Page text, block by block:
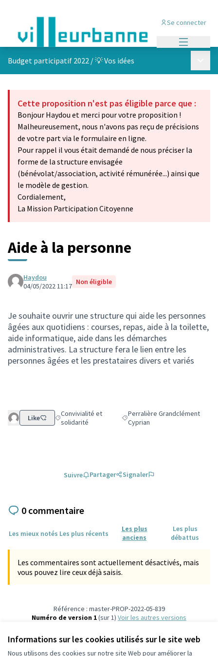
Informations sur les cookies utilisés sur le site web
Nous utilisons des cookies sur notre site Web pour améliorer la
Se connecter
Budget participatif 2022 /💡 Vos idées
Cette proposition n'est pas éligible parce que :
Bonjour Haydou et merci pour votre proposition !
Malheureusement, nous n'avons pas reçu de précisions
de votre part via le formulaire en ligne.
Pour rappel il vous était demandé de nous préciser la
forme de la structure envisagée
(bénévolat/association, activité rémunérée...) ainsi que
le modèle de gestion.
Cordialement,
La Mission Participation Citoyenne
Aide à la personne
Haydou
04/05/2022 11:17 Non éligible
Je souhaite ouvrir une structure qui aide les personnes
âgées aux quotidiens : courses, repas, aide à la toilette,
aide informatique, aide dans les démarches
administratives. La structure fera le lien entre les
personnes âgées et les prestataires divers et variés
Like Filtrer les résultats de la catégorie : Convivialité et
Convivialité et
solidarité
Filtrer les résultats pour le
Perralière Grandclément
Cyprian
Suivre Partager Signaler
0 commentaire
Les mieux notés Les plus récents
Les plus
anciens
Les plus
débattus
Les commentaires sont actuellement désactivés, mais
vous pouvez lire ceux déjà saisis.
Référence : master-PROP-2022-05-839
Numéro de version 1(sur 1)
voir les autres versions